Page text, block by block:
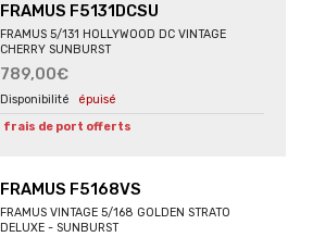
FRAMUS F5131DCSU
FRAMUS 5/131 HOLLYWOOD DC VINTAGE
CHERRY SUNBURST
789,00€
épuisé
frais de port offerts
FRAMUS F5168VS
FRAMUS VINTAGE 5/168 GOLDEN STRATO
DELUXE - SUNBURST